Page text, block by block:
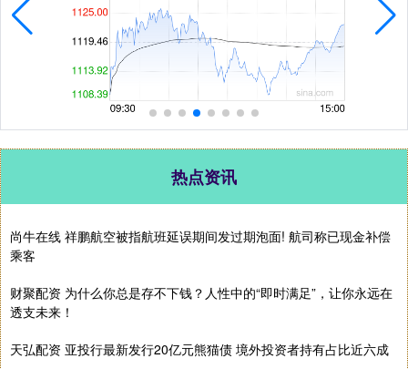
热点资讯
尚牛在线 祥鹏航空被指航班延误期间发过期泡面! 航司称已现金补偿
乘客
财聚配资 为什么你总是存不下钱？人性中的“即时满足”，让你永远在
透支未来！
天弘配资 亚投行最新发行20亿元熊猫债 境外投资者持有占比近六成